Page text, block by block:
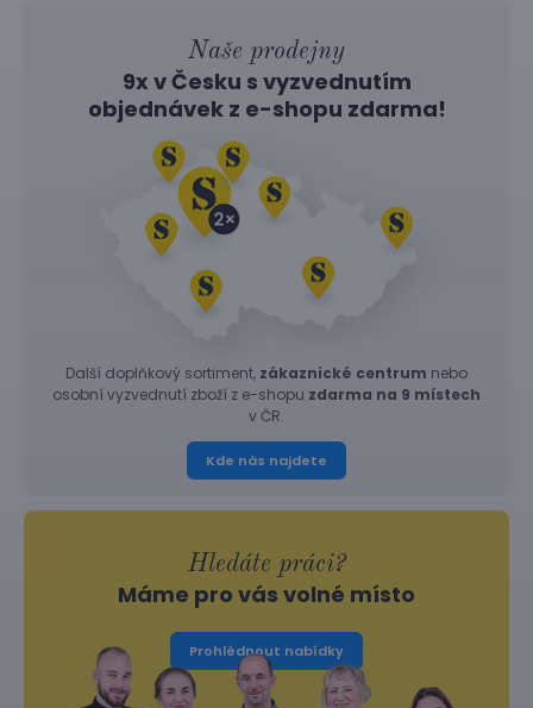
Naše prodejny
9x v Česku s vyzvednutím
objednávek z e-shopu zdarma!
Další doplňkový sortiment, zákaznické centrum nebo
osobní vyzvednutí zboží z e-shopu zdarma na 9 místech
v ČR.
Kde nás najdete
Hledáte práci?
Máme pro vás volné místo
Prohlédnout nabídky